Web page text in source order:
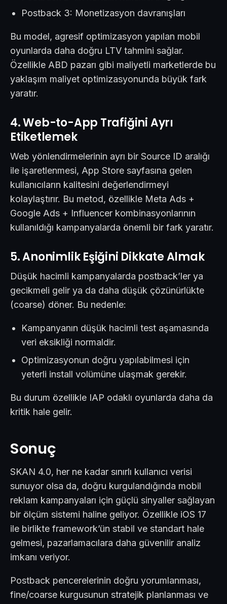
Postback 3: Monetizasyon davranışları
Bu model, agresif optimizasyon yapılan mobil
oyunlarda daha doğru LTV tahmini sağlar.
Özellikle ABD pazarı gibi maliyetli marketlerde bu
yaklaşım maliyet optimizasyonunda büyük fark
yaratır.
4. Web-to-App Trafiğini Ayrı
Etiketlemek
Web yönlendirmelerinin ayrı bir Source ID aralığı
ile işaretlenmesi, App Store sayfasına gelen
kullanıcıların kalitesini değerlendirmeyi
kolaylaştırır. Bu metod, özellikle Meta Ads +
Google Ads + Influencer kombinasyonlarının
kullanıldığı kampanyalarda önemli bir fark yaratır.
5. Anonimlik Eşiğini Dikkate Almak
Düşük hacimli kampanyalarda postback’ler ya
gecikmeli gelir ya da daha düşük çözünürlükte
(coarse) döner. Bu nedenle:
Kampanyanın düşük hacimli test aşamasında
veri eksikliği normaldir.
Optimizasyonun doğru yapılabilmesi için
yeterli install volümüne ulaşmak gerekir.
Bu durum özellikle IAP odaklı oyunlarda daha da
kritik hale gelir.
Sonuç
SKAN 4.0, her ne kadar sınırlı kullanıcı verisi
sunuyor olsa da, doğru kurgulandığında mobil
reklam kampanyaları için güçlü sinyaller sağlayan
bir ölçüm sistemi haline geliyor. Özellikle iOS 17
ile birlikte framework’ün stabil ve standart hale
gelmesi, pazarlamacılara daha güvenilir analiz
imkanı veriyor.
Postback pencerelerinin doğru yorumlanması,
fine/coarse kurgusunun stratejik planlanması ve